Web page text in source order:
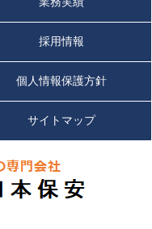
採用情報
個人情報保護方針
サイトマップ